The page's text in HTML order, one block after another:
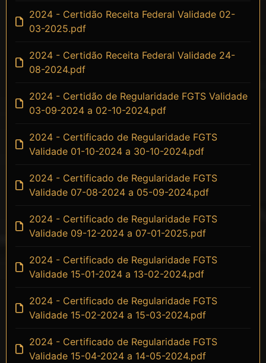
2024 - Certidão Receita Federal Validade 02-
03-2025.pdf
2024 - Certidão Receita Federal Validade 24-
08-2024.pdf
2024 - Certidão de Regularidade FGTS Validade
03-09-2024 a 02-10-2024.pdf
2024 - Certificado de Regularidade FGTS
Validade 01-10-2024 a 30-10-2024.pdf
2024 - Certificado de Regularidade FGTS
Validade 07-08-2024 a 05-09-2024.pdf
2024 - Certificado de Regularidade FGTS
Validade 09-12-2024 a 07-01-2025.pdf
2024 - Certificado de Regularidade FGTS
Validade 15-01-2024 a 13-02-2024.pdf
2024 - Certificado de Regularidade FGTS
Validade 15-02-2024 a 15-03-2024.pdf
2024 - Certificado de Regularidade FGTS
Validade 15-04-2024 a 14-05-2024.pdf